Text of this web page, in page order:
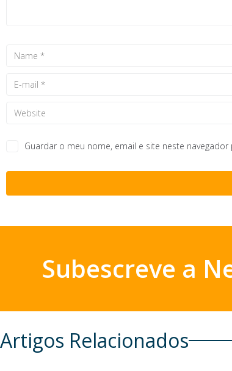
Guardar o meu nome, email e site neste
Subescreve a
Artigos Relacionados